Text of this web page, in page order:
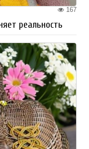
167
реальность